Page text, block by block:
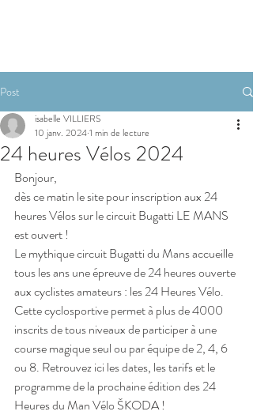
Post
24 heures Vélos 2024
isabelle VILLIERS
10 janv. 20241 min de lecture
Bonjour,
dès ce matin le site pour inscription aux 24
heures Vélos sur le circuit Bugatti LE MANS
est ouvert !
Le mythique circuit Bugatti du Mans accueille
tous les ans une épreuve de 24 heures ouverte
aux cyclistes amateurs : les 24 Heures Vélo.
Cette cyclosportive permet à plus de 4000
inscrits de tous niveaux de participer à une
course magique seul ou par équipe de 2, 4, 6
ou 8. Retrouvez ici les dates, les tarifs et le
programme de la prochaine édition des 24
Heures du Man Vélo ŠKODA !